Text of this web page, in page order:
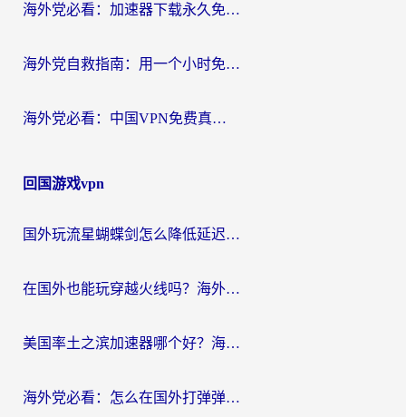
海外党必看：加速器下载永久免费版真的存在吗？教你无缝访问国内资源的正确姿势
海外党自救指南：用一个小时免费加速器，轻松打破国内资源访问壁垒？
海外党必看：中国VPN免费真的靠谱吗？手把手教你选对回国加速器
回国游戏vpn
国外玩流星蝴蝶剑怎么降低延迟？海外党必看的加速秘籍（含欧洲鸣潮&彩虹岛优化攻略）
在国外也能玩穿越火线吗？海外玩家国服游戏畅玩终极指南
美国率土之滨加速器哪个好？海外党国服游戏畅玩终极指南（附多游戏解决方案）
海外党必看：怎么在国外打弹弹堂不卡？番茄加速器亲测指南